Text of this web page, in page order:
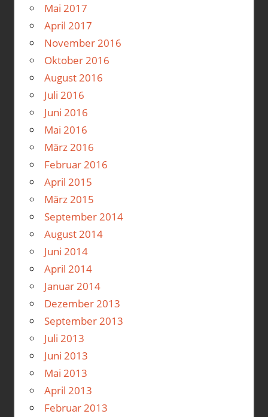
Mai 2017
April 2017
November 2016
Oktober 2016
August 2016
Juli 2016
Juni 2016
Mai 2016
März 2016
Februar 2016
April 2015
März 2015
September 2014
August 2014
Juni 2014
April 2014
Januar 2014
Dezember 2013
September 2013
Juli 2013
Juni 2013
Mai 2013
April 2013
Februar 2013